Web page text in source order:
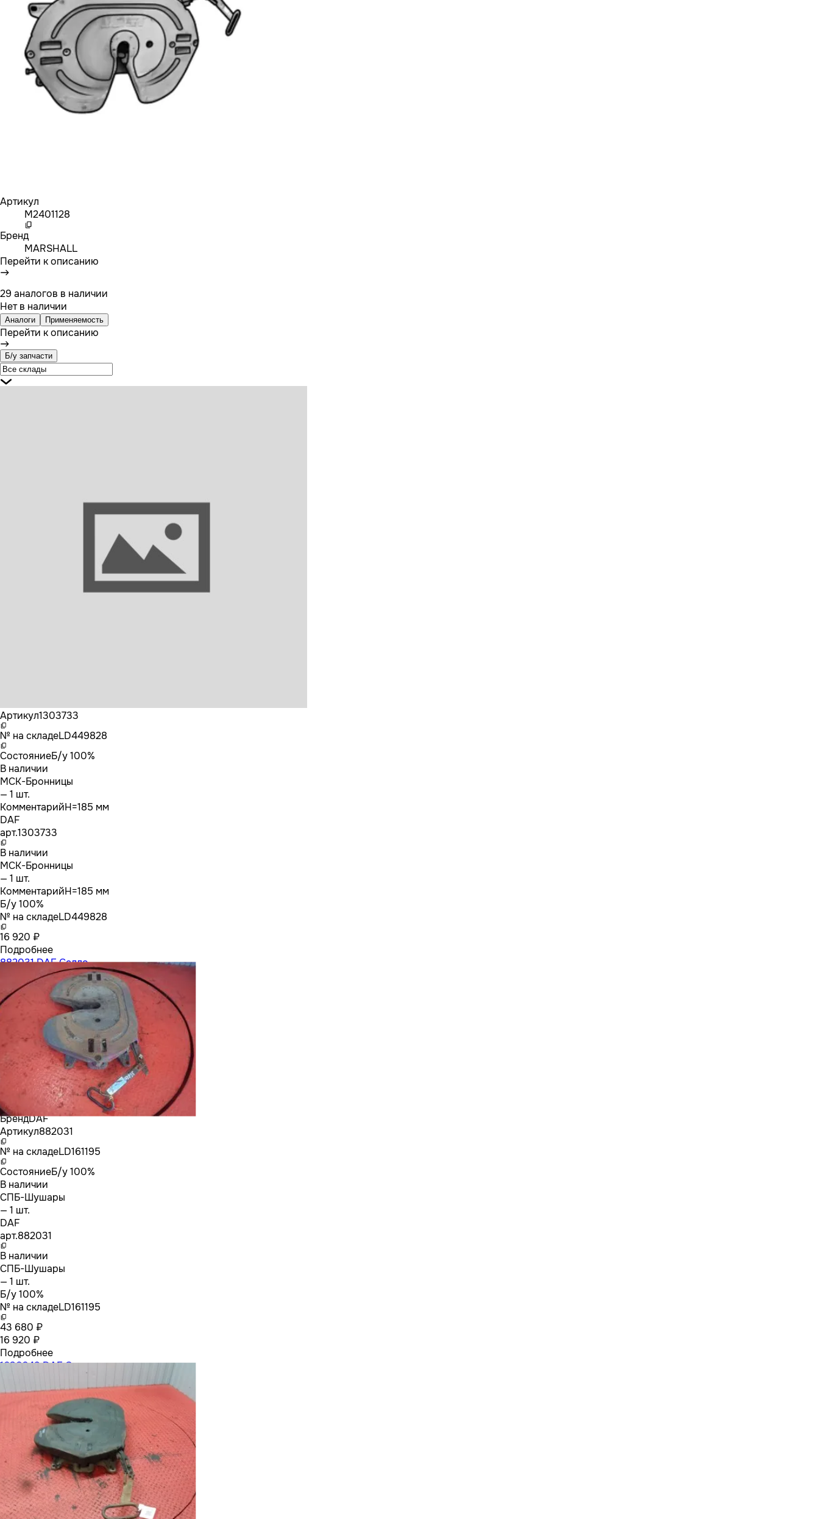
Артикул
M2401128
Бренд
MARSHALL
Перейти к описанию
29 аналогов в наличии
Нет в наличии
Аналоги Применяемость
Перейти к описанию
Б/у запчасти
Артикул1303733
№ на складеLD449828
СостояниеБ/у 100%
В наличии
МСК-Бронницы
— 1 шт.
КомментарийH=185 мм
DAF
арт.1303733
В наличии
МСК-Бронницы
— 1 шт.
КомментарийH=185 мм
Б/у 100%
№ на складеLD449828
16 920 ₽
Подробнее
882031 DAF Седло
БрендDAF
Артикул882031
№ на складеLD161195
СостояниеБ/у 100%
В наличии
СПБ-Шушары
— 1 шт.
DAF
арт.882031
В наличии
СПБ-Шушары
— 1 шт.
Б/у 100%
№ на складеLD161195
43 680 ₽
16 920 ₽
Подробнее
1630249 DAF Седло